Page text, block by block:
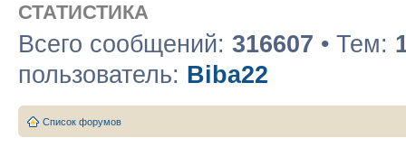
СТАТИСТИКА
Всего сообщений: 316607 • Тем:
пользователь: Biba22
Список форумов